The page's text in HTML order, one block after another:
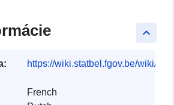
keyboard_arrow_up
https://wiki.statbel.fgov.be/wiki/
French